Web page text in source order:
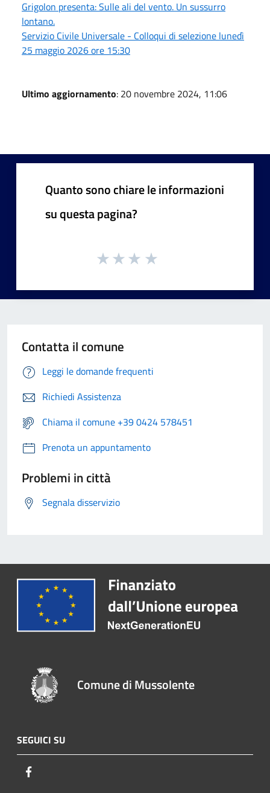
Grigolon presenta: Sulle ali del vento. Un sussurro
lontano.
Servizio Civile Universale - Colloqui di selezione lunedì
25 maggio 2026 ore 15:30
Ultimo aggiornamento: 20 novembre 2024, 11:06
Quanto sono chiare le informazioni
su questa pagina?
Contatta il comune
Leggi le domande frequenti
Richiedi Assistenza
Chiama il comune +39 0424 578451
Prenota un appuntamento
Problemi in città
Segnala disservizio
Comune di Mussolente
SEGUICI SU